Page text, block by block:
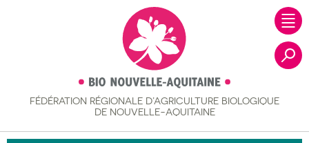
FÉDÉRATION RÉGIONALE D’AGRICULTURE BIOLOGIQUE
DE NOUVELLE-AQUITAINE